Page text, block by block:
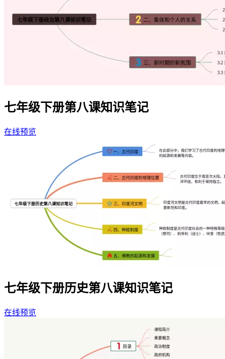
七年级下册第八课知识笔记
在线预览
七年级下册历史第八课知识笔记
在线预览